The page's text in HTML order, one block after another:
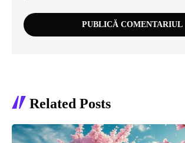
Related Posts